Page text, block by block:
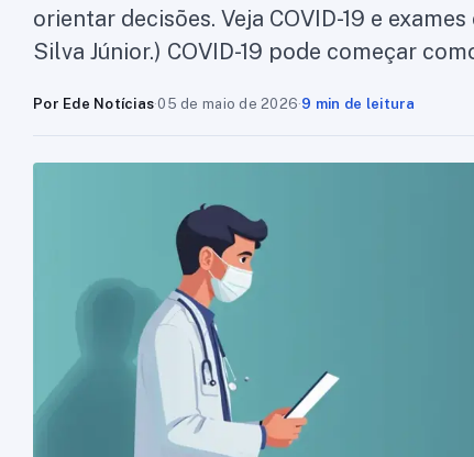
orientar decisões. Veja COVID-19 e
Silva Júnior.) COVID-19 pode começar
Por Ede Notícias·05 de maio de 2026·9 min de leitura